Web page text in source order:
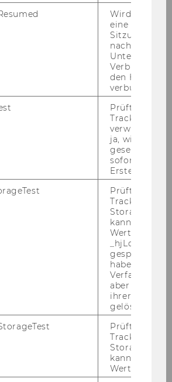
Mag.
Österreichisches und
Internationales Steuerrecht
Pia
Wird gesetzt,
eine
Sitzung/
nach einer
Verbindung
den Hotjar-
verbunden
Prüft, ob der
Tracking
verwenden
ja, wird ein
gesetzt. Wird
sofort nach
Erstellung
Prüft, ob der
Tracking
Storage
kann. Wenn
Wert 1
haben keine
Verfallszeit,
aber fast
ihrer
gelöscht.
Prüft, ob der
Tracking
Storage
kann. Wenn
Wert von 1